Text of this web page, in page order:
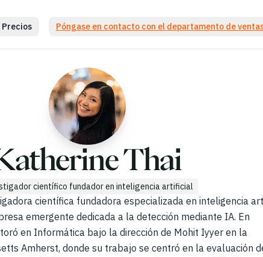
Precios Póngase en contacto con el departamento de
Thai
científico fundador en inteligencia artificial
científica fundadora especializada en inteligencia
emergente dedicada a la detección mediante IA. En
en Informática bajo la dirección de Mohit Iyyer en la
Amherst, donde su trabajo se centró en la evaluación